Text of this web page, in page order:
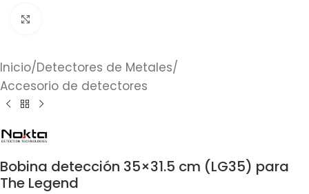
Inicio/Detectores de Metales/
Accesorio de detectores
Bobina detección 35×31.5 cm (LG35) para
The Legend